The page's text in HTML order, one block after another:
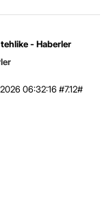
- Haberler
06:32:16 #7.12#